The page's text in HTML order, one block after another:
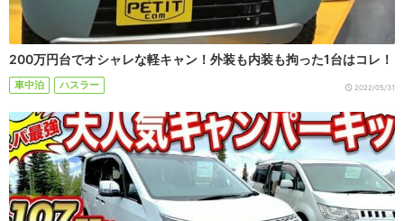
200万円台でオシャレな軽キャン！外装も内装も拘った1台はコレ！
車中泊 ハスラー 2022/05/31